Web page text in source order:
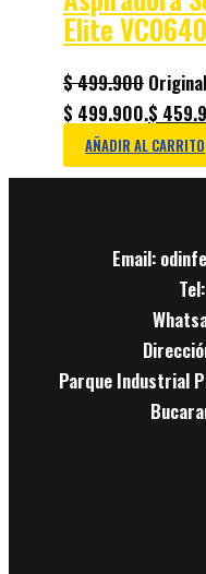
Elite
$499.900
$ 499.900.$
AÑADIR AL CARRITO
Email:
Parque Industrial